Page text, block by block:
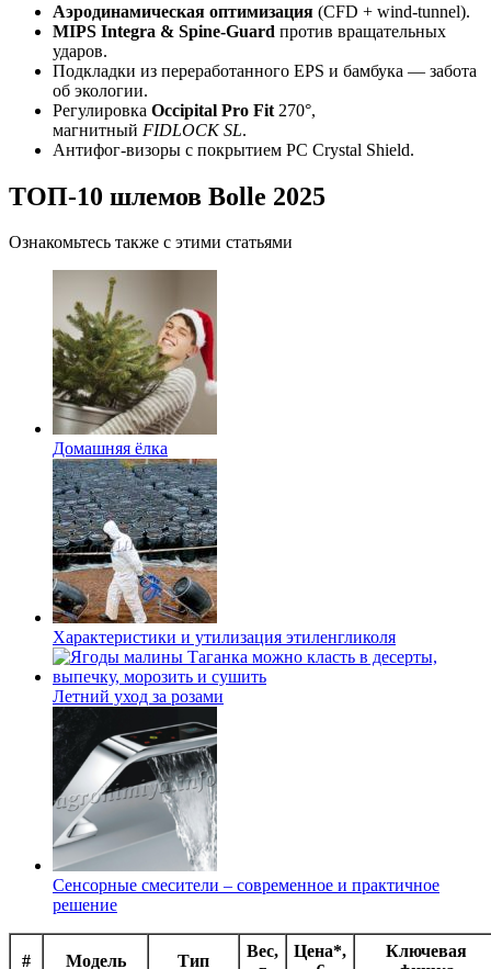
Аэродинамическая оптимизация (CFD + wind-tunnel).
MIPS Integra & Spine-Guard против вращательных
ударов.
Подкладки из переработанного EPS и бамбука — забота
об экологии.
Регулировка Occipital Pro Fit 270°,
магнитный FIDLOCK SL.
Антифог-визоры с покрытием PC Crystal Shield.
ТОП-10 шлемов Bolle 2025
Ознакомьтесь также с этими статьями
Домашняя ёлка
Характеристики и утилизация этиленгликоля
Летний уход за розами
Сенсорные смесители – современное и практичное
решение
# Модель Тип
Вес,
Цена*,
Ключевая